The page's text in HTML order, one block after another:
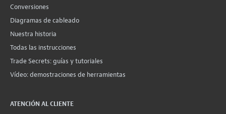
Conversiones
Diagramas de cableado
Nuestra historia
Todas las instrucciones
Trade Secrets: guías y tutoriales
Vídeo: demostraciones de herramientas
ATENCIÓN AL CLIENTE